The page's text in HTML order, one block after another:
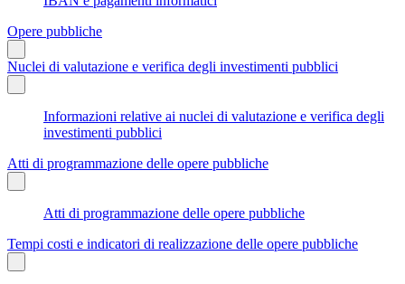
Opere pubbliche
Nuclei di valutazione e verifica degli investimenti pubblici
Informazioni relative ai nuclei di valutazione e verifica degli
investimenti pubblici
Atti di programmazione delle opere pubbliche
Atti di programmazione delle opere pubbliche
Tempi costi e indicatori di realizzazione delle opere pubbliche